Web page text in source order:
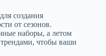
создания
от сезонов.
наборы, а летом
чтобы ваши